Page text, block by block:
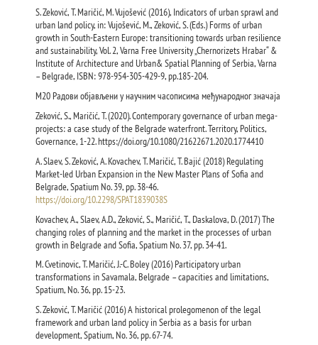
S. Zeković, T. Maričić, M. Vujošević (2016), Indicators of urban sprawl and
urban land policy, in: Vujošević, M., Zeković, S. (Eds.) Forms of urban
growth in South-Eastern Europe: transitioning towards urban resilience
and sustainability, Vol. 2, Varna Free University „Chernorizets Hrabar“ &
Institute of Architecture and Urban& Spatial Planning of Serbia, Varna
– Belgrade, ISBN: 978-954-305-429-9, pp.185-204.
M20 Радови објављени у научним часописима међународног значаја
Zeković, S., Maričić, T. (2020). Contemporary governance of urban mega-
projects: a case study of the Belgrade waterfront. Territory, Politics,
Governance, 1-22. https://doi.org/10.1080/21622671.2020.1774410
A. Slaev, S. Zeković, A. Kovachev, T. Maričić, T. Bajić (2018) Regulating
Market-led Urban Expansion in the New Master Plans of Sofia and
Belgrade, Spatium No. 39, pp. 38-46.
https://doi.org/10.2298/SPAT1839038S
Kovachev, A., Slaev, A.D., Zeković, S., Maričić, T., Daskalova, D. (2017) The
changing roles of planning and the market in the processes of urban
growth in Belgrade and Sofia, Spatium No. 37, pp. 34-41.
M. Cvetinovic, T. Maričić, J.-C. Boley (2016) Participatory urban
transformations in Savamala, Belgrade – capacities and limitations,
Spatium, No. 36, pp. 15-23.
S. Zeković, T. Maričić (2016) A historical prolegomenon of the legal
framework and urban land policy in Serbia as a basis for urban
development, Spatium, No. 36, pp. 67-74.